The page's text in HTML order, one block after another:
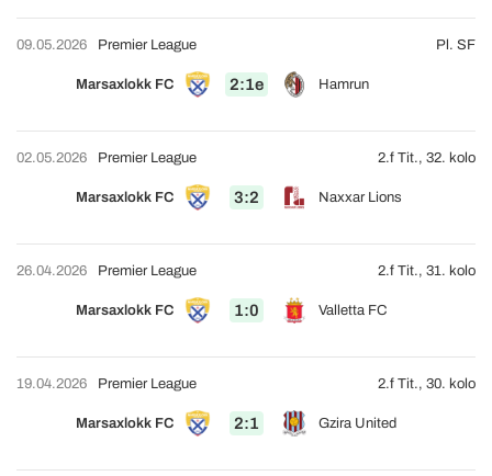
09.05.2026
Marsaxlokk FC 2:1e Hamrun
Premier League Pl. SF
02.05.2026
Marsaxlokk FC 3:2 Naxxar Lions
Premier League 2.f Tit., 32. kolo
26.04.2026
Marsaxlokk FC 1:0 Valletta FC
Premier League 2.f Tit., 31. kolo
19.04.2026
Marsaxlokk FC 2:1 Gzira United
Premier League 2.f Tit., 30. kolo